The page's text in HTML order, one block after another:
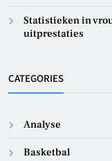
Statistieken in
uitprestaties
CATEGORIES
Analyse
Basketbal